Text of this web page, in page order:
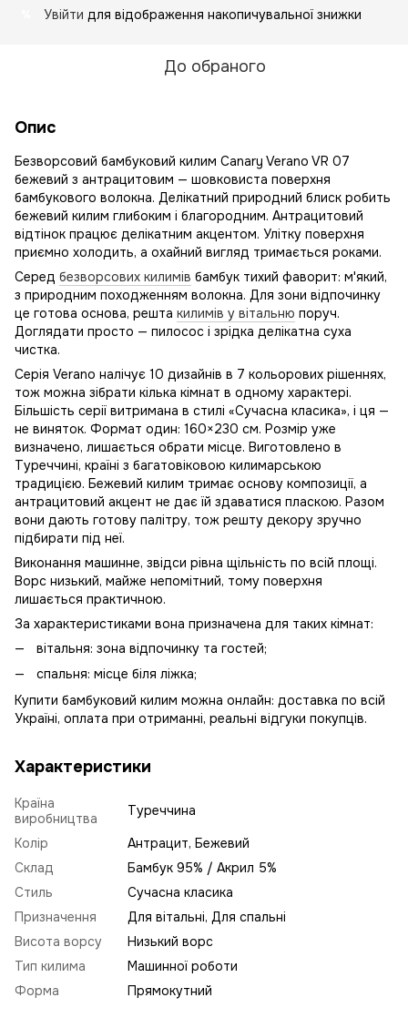
Увійти для відображення накопичувальної знижки
До обраного
Опис
Безворсовий бамбуковий килим Canary Verano VR 07
бежевий з антрацитовим — шовковиста поверхня
бамбукового волокна. Делікатний природний блиск робить
бежевий килим глибоким і благородним. Антрацитовий
відтінок працює делікатним акцентом. Улітку поверхня
приємно холодить, а охайний вигляд тримається роками.
Серед безворсових килимів бамбук тихий фаворит: м'який,
з природним походженням волокна. Для зони відпочинку
це готова основа, решта килимів у вітальню поруч.
Доглядати просто — пилосос і зрідка делікатна суха
чистка.
Серія Verano налічує 10 дизайнів в 7 кольорових рішеннях,
тож можна зібрати кілька кімнат в одному характері.
Більшість серії витримана в стилі «Сучасна класика», і ця —
не виняток. Формат один: 160×230 см. Розмір уже
визначено, лишається обрати місце. Виготовлено в
Туреччині, країні з багатовіковою килимарською
традицією. Бежевий килим тримає основу композиції, а
антрацитовий акцент не дає їй здаватися пласкою. Разом
вони дають готову палітру, тож решту декору зручно
підбирати під неї.
Виконання машинне, звідси рівна щільність по всій площі.
Ворс низький, майже непомітний, тому поверхня
лишається практичною.
За характеристиками вона призначена для таких кімнат:
вітальня: зона відпочинку та гостей;
спальня: місце біля ліжка;
Купити бамбуковий килим можна онлайн: доставка по всій
Україні, оплата при отриманні, реальні відгуки покупців.
Характеристики
Країна
виробництва
Туреччина
Колір
Антрацит, Бежевий
Склад
Бамбук 95% / Акрил 5%
Стиль
Сучасна класика
Призначення
Для вітальні, Для спальні
Висота ворсу
Низький ворс
Тип килима
Машинної роботи
Форма
Прямокутний